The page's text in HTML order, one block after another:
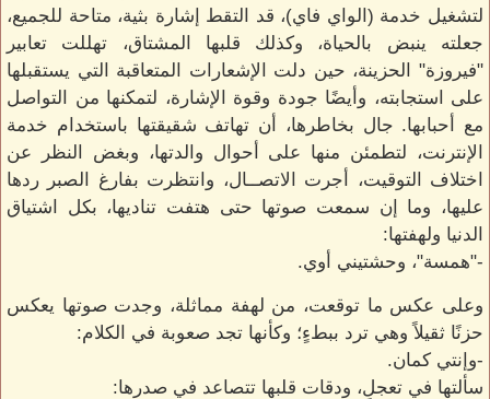
لتشغيل خدمة (الواي فاي)، قد التقط إشارة بثية، متاحة للجميع،
جعلته ينبض بالحياة، وكذلك قلبها المشتاق، تهللت تعابير
"فيروزة" الحزينة، حين دلت الإشعارات المتعاقبة التي يستقبلها
على استجابته، وأيضًا جودة وقوة الإشارة، لتمكنها من التواصل
مع أحبابها. جال بخاطرها، أن تهاتف شقيقتها باستخدام خدمة
الإنترنت، لتطمئن منها على أحوال والدتها، وبغض النظر عن
اختلاف التوقيت، أجرت الاتصــال، وانتظرت بفارغ الصبر ردها
عليها، وما إن سمعت صوتها حتى هتفت تناديها، بكل اشتياق
الدنيا ولهفتها:
-"همسة"، وحشتيني أوي.
وعلى عكس ما توقعت، من لهفة مماثلة، وجدت صوتها يعكس
حزنًا ثقيلاً وهي ترد ببطءٍ؛ وكأنها تجد صعوبة في الكلام:
-وإنتي كمان.
سألتها في تعجلٍ، ودقات قلبها تتصاعد في صدرها: